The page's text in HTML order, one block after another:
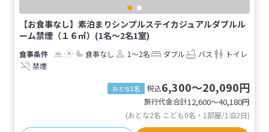
【お食事なし】素泊まりシンプルステイカジュアルダブルル
ーム禁煙（１６㎡）(1名～2名1室)
食事なし 1～2名 ダブル バス
トイレ
禁煙
おとな1名 税込6,300～20,090円
旅行代金合計12,600〜40,180円
(おとな2名 こども0名・1部屋/1泊2日)